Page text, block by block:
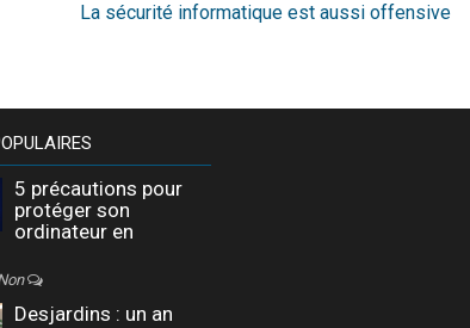
La sécurité informatique est aussi offensive
5 précautions pour
protéger son
ordinateur en
Desjardins : un an